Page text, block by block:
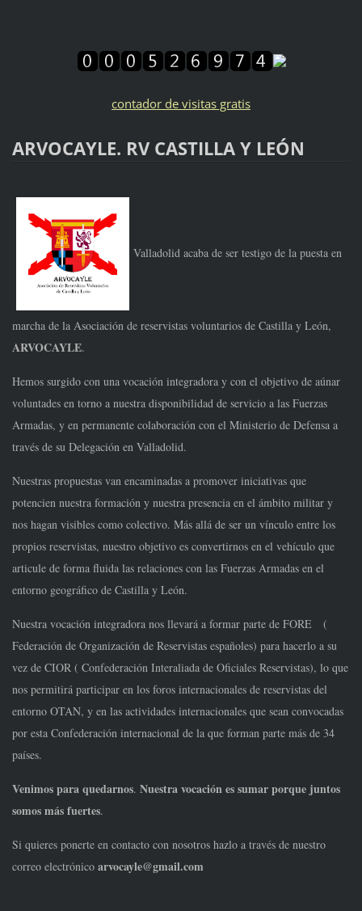
contador de visitas gratis
ARVOCAYLE. RV CASTILLA Y LEÓN
Valladolid acaba de ser testigo de la puesta en
marcha de la Asociación de reservistas voluntarios de Castilla y León,
ARVOCAYLE.
Hemos surgido con una vocación integradora y con el objetivo de aúnar
voluntades en torno a nuestra disponibilidad de servicio a lasFuerzas
Armadas, y en permanente colaboración con el Ministerio de Defensa a
través de su Delegación enValladolid.
Nuestras propuestas van encaminadas a promover iniciativas que
potencien nuestra formación y nuestra presencia en el ámbito militar y
nos hagan visiblescomo colectivo. Más allá de ser un vínculo entre los
propios reservistas, nuestro objetivo es convertirnosen el vehículo que
articule de forma fluida lasrelaciones con las Fuerzas Armadas en el
entorno geográfico de Castilla y León.
Nuestra vocación integradora nos llevará a formar parte de FORE (
Federación de Organización de Reservistas españoles) para hacerlo a su
vez de CIOR ( Confederación Interaliada de Oficiales Reservistas), lo que
nos permitirá participar en los foros internacionales de reservistas del
entorno OTAN, y en las actividades internacionales que sean convocadas
por esta Confederación internacional de la que forman parte más de 34
países.
Venimos para quedarnos. Nuestra vocación es sumarporque juntos
somos más fuertes.
Si quieres ponerte en contacto con nosotros hazlo a través de nuestro
correo electrónico arvocayle@gmail.com